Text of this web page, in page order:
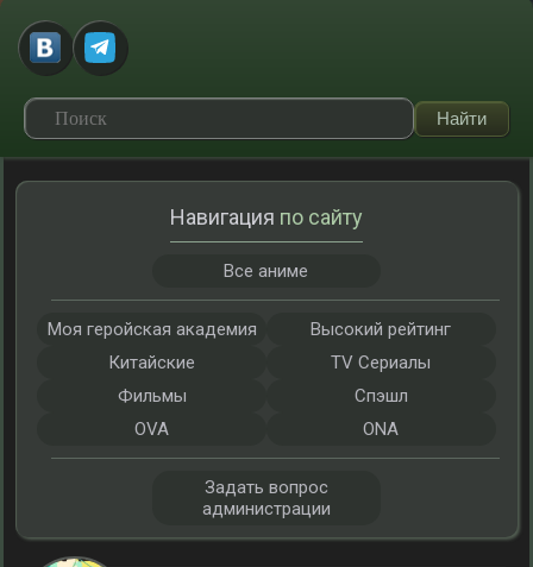
Навигация по сайту
Все аниме
Моя геройская академия
Высокий рейтинг
Китайские
TV Сериалы
Фильмы
Спэшл
OVA
ONA
Задать вопрос
администрации